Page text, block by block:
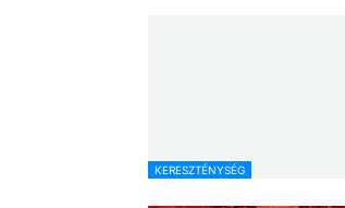
KERESZTÉNYSÉG